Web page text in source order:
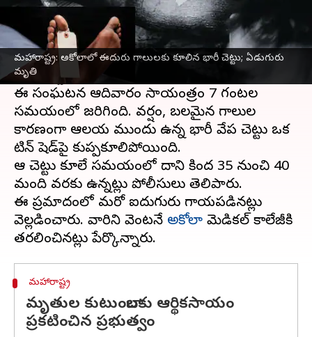
మహారాష్ట్ర: అకోలాలో ఈదురు గాలులకు కూలిన భారీ చెట్టు; ఏడుగురు
మృతి
ఈ వార్తాకథనం ఏంటి
మహారాష్ట్రలోని అకోలాలో ఓ టిన్‌షెడ్‌పై భారీ చెట్టు
కూలడంతో ఏడుగురు మృతి చెందగా, ఐదుగురు
గాయపడ్డారు.
ఈ సంఘటన ఆదివారం సాయంత్రం 7 గంటల
సమయంలో జరిగింది. వర్షం, బలమైన గాలుల
కారణంగా ఆలయ ముందు ఉన్న భారీ వేప చెట్టు ఒక
టిన్ షెడ్‌పై కుప్పకూలిపోయింది.
ఆ చెట్టు కూలే సమయంలో దాని కింద 35 నుంచి 40
మంది వరకు ఉన్నట్లు పోలీసులు తెలిపారు.
ఈ ప్రమాదంలో మరో ఐదుగురు గాయపడినట్లు
వెల్లడించారు. వారిని వెంటనే అకోలా మెడికల్ కాలేజీకి
మహారాష్ట్ర
మృతుల కుటుంబాలకు ఆర్థికసాయం
ప్రకటించిన ప్రభుత్వం